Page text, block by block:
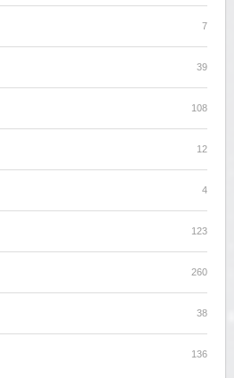
7
39
108
12
4
123
260
38
136